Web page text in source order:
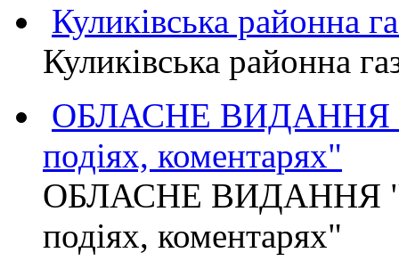
Куликівська районна
Куликівська районна
ОБЛАСНЕ ВИДАННЯ
подіях, коментарях"
ОБЛАСНЕ ВИДАННЯ
подіях, коментарях"